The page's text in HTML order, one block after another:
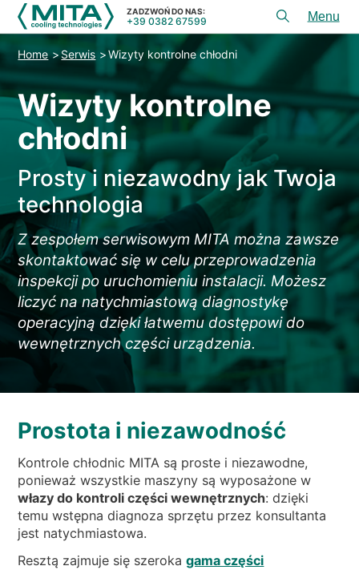
REFERENCJE
KIM JESTEŚMY
ZRÓWNOWAŻONEGO
PL EN IT DE
ZADZWOŃ DO NAS:
+39 0382 67599
menu
PRODUKTY
APLIKACJE
USłUGI I DORADZTWO
SERWIS
ZASOBY
KONTAKT
ZADZWOŃ DO NAS: +39 0382 67599
Home Serwis Wizyty kontrolne chłodni
Wizyty kontrolne
chłodni
Prosty i niezawodny jak Twoja
technologia
Z zespołem serwisowym MITA można zawsze
skontaktować się w celu przeprowadzenia
inspekcji po uruchomieniu instalacji. Możesz
liczyć na natychmiastową diagnostykę
operacyjną dzięki łatwemu dostępowi do
wewnętrznych części urządzenia.
Prostota i niezawodność
Kontrole chłodnic MITA są proste i niezawodne,
ponieważ wszystkie maszyny są wyposażone w
włazy do kontroli części wewnętrznych: dzięki
temu wstępna diagnoza sprzętu przez konsultanta
jest natychmiastowa.
Resztą zajmuje się szerokagama części